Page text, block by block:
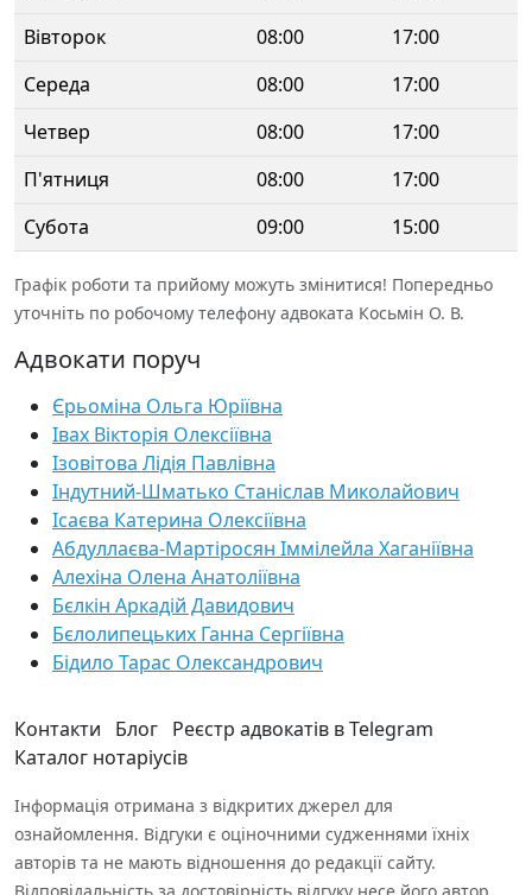
Вівторок
08:00
17:00
Середа
08:00
17:00
Четвер
08:00
17:00
П'ятниця
08:00
17:00
Субота
09:00 15:00
Графік роботи та прийому можуть змінитися! Попередньо
уточніть по робочому телефону адвоката Косьмін О. В.
Адвокати поруч
Єрьоміна Ольга Юріївна
Івах Вікторія Олексіївна
Ізовітова Лідія Павлівна
Індутний-Шматько Станіслав Миколайович
Ісаєва Катерина Олексіївна
Абдуллаєва-Мартіросян Іммілейла Хаганіївна
Алехіна Олена Анатоліївна
Бєлкін Аркадій Давидович
Бєлолипецьких Ганна Сергіївна
Бідило Тарас Олександрович
Контакти Блог Реєстр адвокатів в Telegram
Каталог нотаріусів
Інформація отримана з відкритих джерел для
ознайомлення. Відгуки є оціночними судженнями їхніх
авторів та не мають відношення до редакції сайту.